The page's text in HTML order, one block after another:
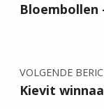
Bloembollen
VOLGENDE
Kievit